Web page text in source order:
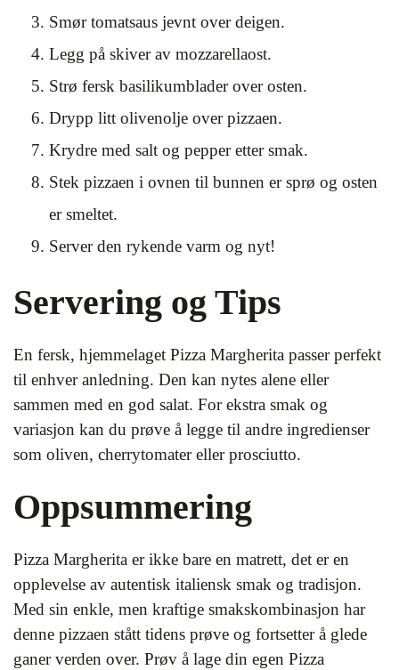
Smør tomatsaus jevnt over deigen.
Legg på skiver av mozzarellaost.
Strø fersk basilikumblader over osten.
Drypp litt olivenolje over pizzaen.
Krydre med salt og pepper etter smak.
Stek pizzaen i ovnen til bunnen er sprø og osten
er smeltet.
Server den rykende varm og nyt!
Servering og Tips
En fersk, hjemmelaget Pizza Margherita passer perfekt
til enhver anledning. Den kan nytes alene eller
sammen med en god salat. For ekstra smak og
variasjon kan du prøve å legge til andre ingredienser
som oliven, cherrytomater eller prosciutto.
Oppsummering
Pizza Margherita er ikke bare en matrett, det er en
opplevelse av autentisk italiensk smak og tradisjon.
Med sin enkle, men kraftige smakskombinasjon har
denne pizzaen stått tidens prøve og fortsetter å glede
ganer verden over. Prøv å lage din egen Pizza